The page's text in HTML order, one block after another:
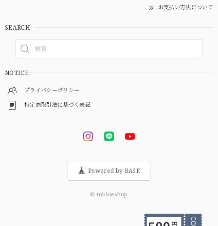
お支払い方法について
SEARCH
NOTICE
プライバシーポリシー
特定商取引法に基づく表記
Powered by BASE
© mblueshop